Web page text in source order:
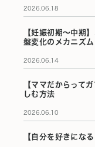
2026.06.18
【妊娠初期〜中期
盤変化のメカニズ
2026.06.14
【ママだからって
しむ方法
2026.06.10
【自分を好きにな